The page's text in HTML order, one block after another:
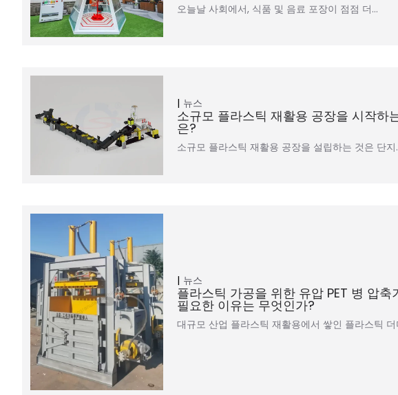
오늘날 사회에서, 식품 및 음료 포장이 점점 더…
뉴스
소규모 플라스틱 재활용 공장을 시작하
은?
소규모 플라스틱 재활용 공장을 설립하는 것은 단
뉴스
플라스틱 가공을 위한 유압 PET 병 압축
필요한 이유는 무엇인가?
대규모 산업 플라스틱 재활용에서 쌓인 플라스틱